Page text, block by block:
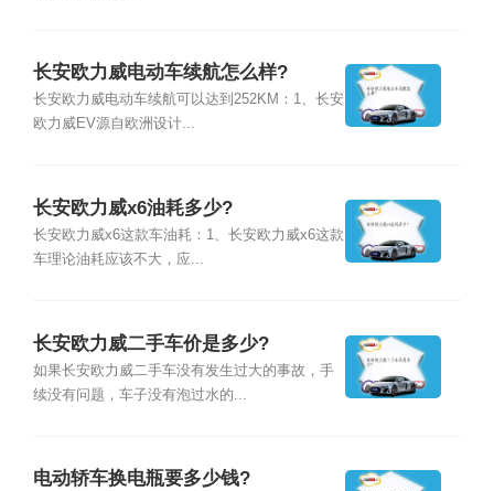
长安欧力威电动车续航怎么样?
长安欧力威电动车续航可以达到252KM：1、长安
欧力威EV源自欧洲设计...
长安欧力威x6油耗多少?
长安欧力威x6这款车油耗：1、长安欧力威x6这款
车理论油耗应该不大，应...
长安欧力威二手车价是多少?
如果长安欧力威二手车没有发生过大的事故，手
续没有问题，车子没有泡过水的...
电动轿车换电瓶要多少钱?